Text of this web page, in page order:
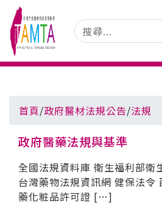
首頁/政府醫材法規公告/法規
政府醫藥法規與基準
全國法規資料庫 衛生福利部衛
台灣藥物法規資訊網 健保法令
藥化粧品許可證 […]